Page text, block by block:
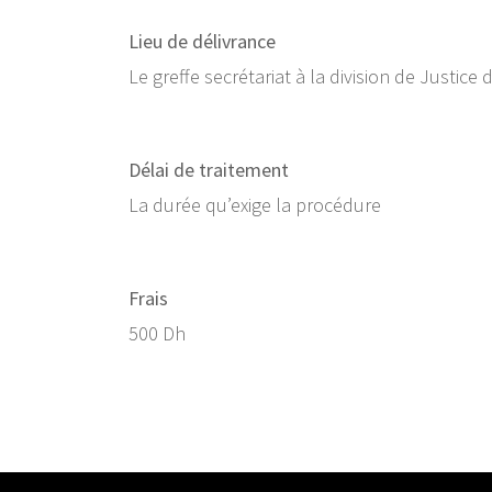
Lieu de délivrance
Le greffe secrétariat à la division de Justice
Délai de traitement
La durée qu’exige la procédure
Frais
500 Dh